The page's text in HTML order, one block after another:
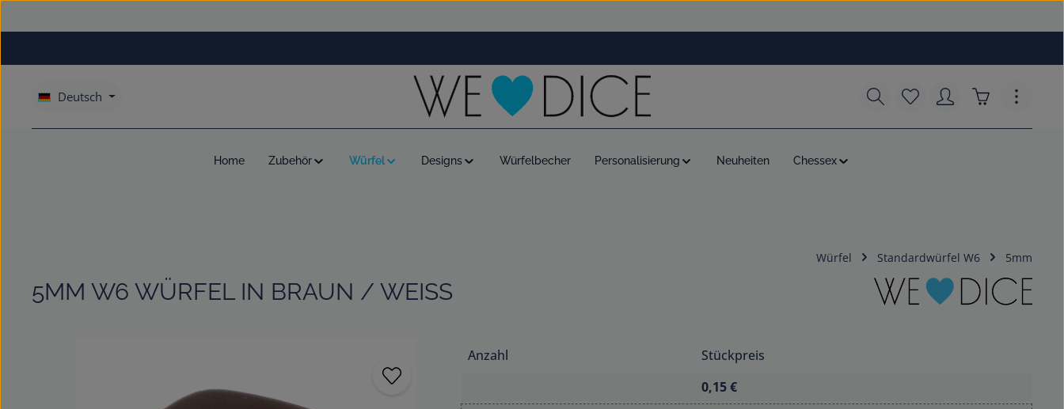
Deutsch Du hast 0 Produkte auf
Warenkorb
Home Zubehör Würfel Designs Würfelbecher Personalisierung Neuheiten Chessex
Würfel Standardwürfel W6 5mm
5MM W6 WÜRFEL IN BRAUN / WEISS
Anzahl
Stückpreis
0,15 €